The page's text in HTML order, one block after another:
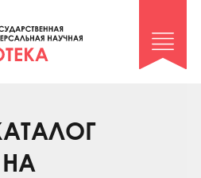
архив»